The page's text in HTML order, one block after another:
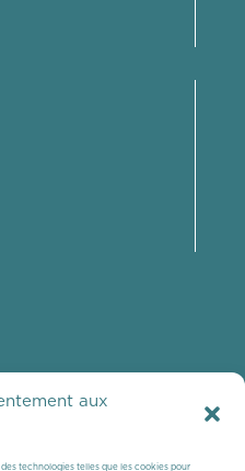
aux
technologies telles que les cookies pour